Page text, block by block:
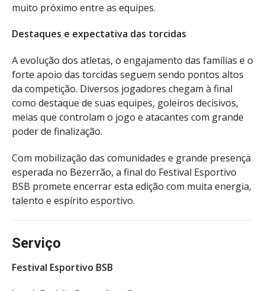
muito próximo entre as equipes.
Destaques e expectativa das torcidas
A evolução dos atletas, o engajamento das famílias e o
forte apoio das torcidas seguem sendo pontos altos
da competição. Diversos jogadores chegam à final
como destaque de suas equipes, goleiros decisivos,
meias que controlam o jogo e atacantes com grande
poder de finalização.
Com mobilização das comunidades e grande presença
esperada no Bezerrão, a final do Festival Esportivo
BSB promete encerrar esta edição com muita energia,
talento e espírito esportivo.
Serviço
Festival Esportivo BSB